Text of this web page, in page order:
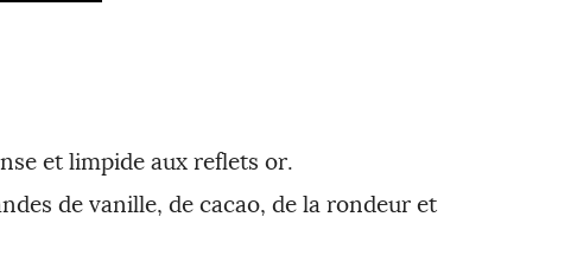
et limpide aux reflets or.
de vanille, de cacao, de la rondeur et